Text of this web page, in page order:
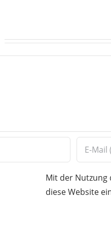
Mit der Nutzung
diese Website